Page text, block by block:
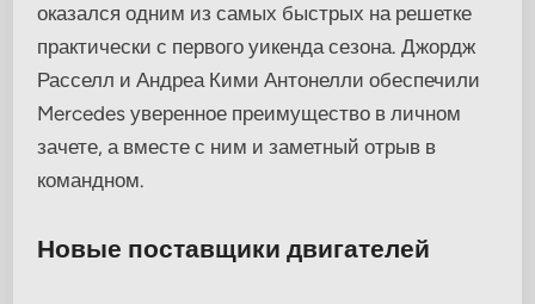
оказался одним из самых быстрых на решетке
практически с первого уикенда сезона. Джордж
Расселл и Андреа Кими Антонелли обеспечили
Mercedes уверенное преимущество в личном
зачете, а вместе с ним и заметный отрыв в
командном.
Новые поставщики двигателей